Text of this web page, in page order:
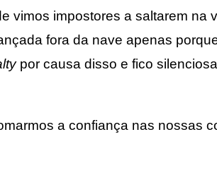
vimos impostores a saltarem na
fora da nave apenas
por causa disso e fico
a confiança nas nossas